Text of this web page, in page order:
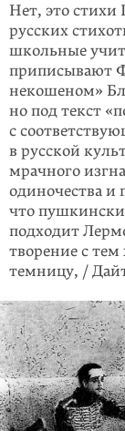
Нет, это стихи
русских
школьные
приписывают
некошеном»
но под текст
с
в русской
мрачного
одиночества и
что
подходит
тво­рение с
темницу, /